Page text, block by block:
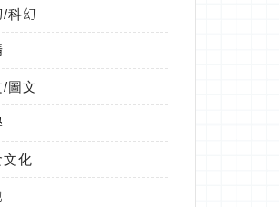
/科幻
/圖文
文化